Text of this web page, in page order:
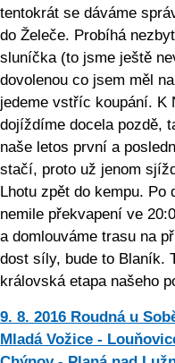
tentokrát se dáváme
do Želeče. Probíhá
sluníčka (to jsme ještě
dovolenou co jsem měl
jedeme vstříc koupání. K
dojíždíme docela pozdě,
naše letos první a
stačí, proto už jenom
Lhotu zpět do kempu.
nemile překvapení ve
a domlouváme trasu na
dost síly, bude to Blaník.
královská etapa našeho
9. 8. 2016 Roudná u
Mladá Vožice -